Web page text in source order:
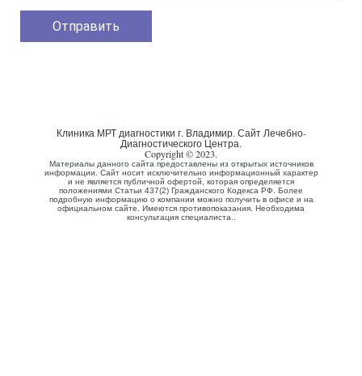
Клиника МРТ диагностики г. Владимир. Сайт Лечебно-
Диагностического Центра.
Copyright © 2023.
Материалы данного сайта предоставлены из открытых источников
информации. Сайт носит исключительно информационный характер
и не является публичной офертой, которая определяется
положениями Статьи 437(2) Гражданского Кодекса РФ. Более
подробную информацию о компании можно получить в офисе и на
официальном сайте. Имеются противопоказания. Необходима
консультация специалиста..